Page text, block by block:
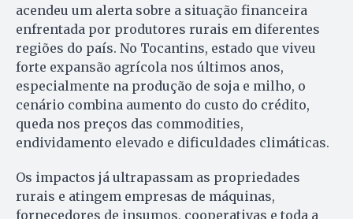
acendeu um alerta sobre a situação financeira
enfrentada por produtores rurais em diferentes
regiões do país. No Tocantins, estado que viveu
forte expansão agrícola nos últimos anos,
especialmente na produção de soja e milho, o
cenário combina aumento do custo do crédito,
queda nos preços das commodities,
endividamento elevado e dificuldades climáticas.
Os impactos já ultrapassam as propriedades
rurais e atingem empresas de máquinas,
fornecedores de insumos, cooperativas e toda a